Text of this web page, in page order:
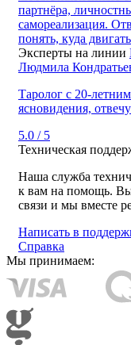
партнёра,
самореализация.
понять, куда
Эксперты на линии
Людмила
Таролог с
ясновидения,
5.0 / 5
Техническая
Наша служба
к вам на помощь.
связи и мы вместе
Написать в
Справка
Мы принимаем: